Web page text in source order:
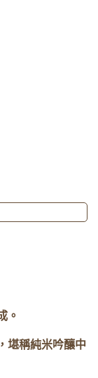
。
堪稱純米吟釀中